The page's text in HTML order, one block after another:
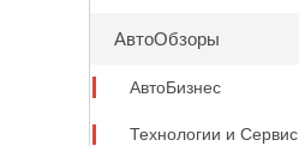
АвтоОбзоры
АвтоБизнес
Технологии и Сервис